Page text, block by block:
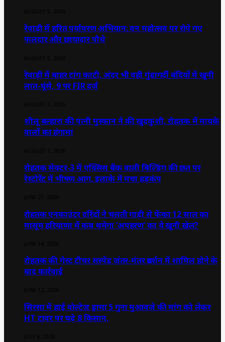
रेवाड़ी में हरित पर्यावरण अभियान: वन महोत्सव पर रोपे गए
फलदार और छायादार पौधे
रेवाड़ी में बाहर टांग काटी, अंदर भी वही गुंडागर्दी बंदियों में खूनी
लात-घूंसे, 9 पर FIR दर्ज
शीलू बल्हारा की पत्नी मुस्कान ने की खुदकुशी, रोहतक में मायके
वालों का हंगामा
रोहतक सेक्टर-3 में एक्सिस बैंक वाली बिल्डिंग की छत पर
रेस्टोरेंट में भीषण आग, इलाके में मचा हड़कंप
रोहतक एनकाउंटर दरिंदों ने चलती गाड़ी से फेंका 12 साल का
मासूम हरियाणा में कब थमेगा ‘अपहरण’ का ये खूनी खेल?
रोहतक की गेस्ट टीचर सस्पेंड जंतर-मंतर प्रदर्शन में शामिल होने के
बाद कार्रवाई
सिरसा में हाई वोल्टेज ड्रामा 5 गुना मुआवजे की मांग को लेकर
HT टावर पर चढ़े 8 किसान,